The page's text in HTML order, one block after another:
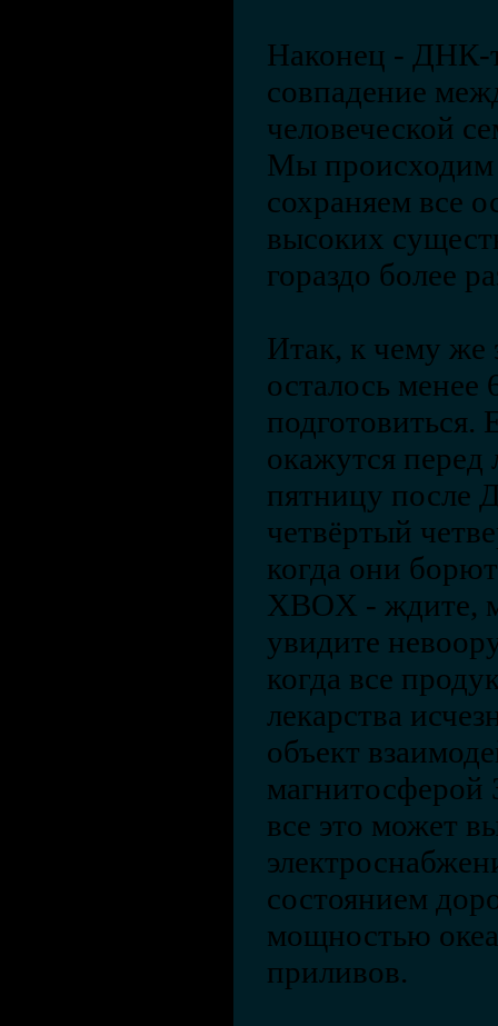
Наконец - ДНК-
совпадение
человеческой
Мы происходим
сохраняем все
высоких
гораздо более
Итак, к чему же
осталось менее
окажутся
пятницу после
четвёртый
когда они
XBOX - ждите,
увидите
когда все
лекарства
объект
магнитосферой
все это может
состоянием
мощностью
приливов.